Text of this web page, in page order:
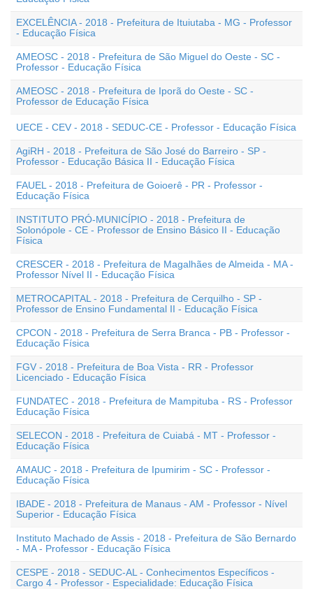
EXCELÊNCIA - 2018 - Prefeitura de Ituiutaba - MG - Professor
- Educação Física
AMEOSC - 2018 - Prefeitura de São Miguel do Oeste - SC -
Professor - Educação Física
AMEOSC - 2018 - Prefeitura de Iporã do Oeste - SC -
Professor de Educação Física
UECE - CEV - 2018 - SEDUC-CE - Professor - Educação Física
AgiRH - 2018 - Prefeitura de São José do Barreiro - SP -
Professor - Educação Básica II - Educação Física
FAUEL - 2018 - Prefeitura de Goioerê - PR - Professor -
Educação Física
INSTITUTO PRÓ-MUNICÍPIO - 2018 - Prefeitura de
Solonópole - CE - Professor de Ensino Básico II - Educação
Física
CRESCER - 2018 - Prefeitura de Magalhães de Almeida - MA -
Professor Nível II - Educação Física
METROCAPITAL - 2018 - Prefeitura de Cerquilho - SP -
Professor de Ensino Fundamental II - Educação Física
CPCON - 2018 - Prefeitura de Serra Branca - PB - Professor -
Educação Física
FGV - 2018 - Prefeitura de Boa Vista - RR - Professor
Licenciado - Educação Física
FUNDATEC - 2018 - Prefeitura de Mampituba - RS - Professor
Educação Física
SELECON - 2018 - Prefeitura de Cuiabá - MT - Professor -
Educação Física
AMAUC - 2018 - Prefeitura de Ipumirim - SC - Professor -
Educação Física
IBADE - 2018 - Prefeitura de Manaus - AM - Professor - Nível
Superior - Educação Física
Instituto Machado de Assis - 2018 - Prefeitura de São Bernardo
- MA - Professor - Educação Física
CESPE - 2018 - SEDUC-AL - Conhecimentos Específicos -
Cargo 4 - Professor - Especialidade: Educação Física